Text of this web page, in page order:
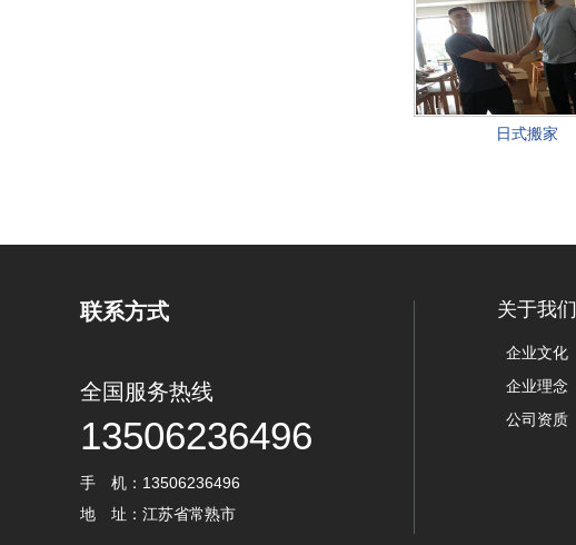
日式搬家
联系方式
全国服务热线
13506236496
手 机：13506236496
地 址：江苏省常熟市
关于我们
企业文化
企业理念
公司资质